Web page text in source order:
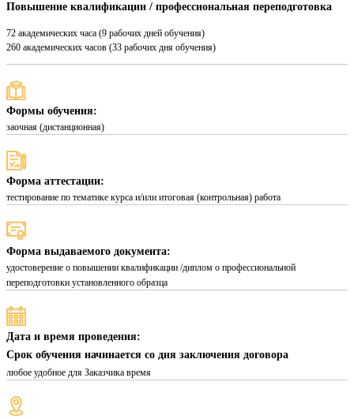
Повышение квалификации / профессиональная переподготовка
72 академических часа (9 рабочих дней обучения)
260 академических часов (33 рабочих дня обучения)
Формы обучения:
заочная (дистанционная)
Форма аттестации:
тестирование по тематике курса и/или итоговая (контрольная) работа
Форма выдаваемого документа:
удостоверение о повышении квалификации /диплом о профессиональной
переподготовки установленного образца
Дата и время проведения:
Срок обучения начинается со дня заключения договора
любое удобное для Заказчика время